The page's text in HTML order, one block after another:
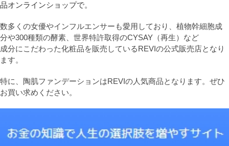
品オンラインショップで。
数多くの女優やインフルエンサーも愛用しており、植物幹細胞成
分や300種類の酵素、世界特許取得のCYSAY（再生）など
成分にこだわった化粧品を販売しているREVIの公式販売店となり
ます。
特に、陶肌ファンデーションはREVIの人気商品となります。ぜひ
お買い求めください。